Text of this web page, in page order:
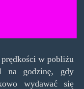
w pobliżu
na godzinę, gdy
wydawać się